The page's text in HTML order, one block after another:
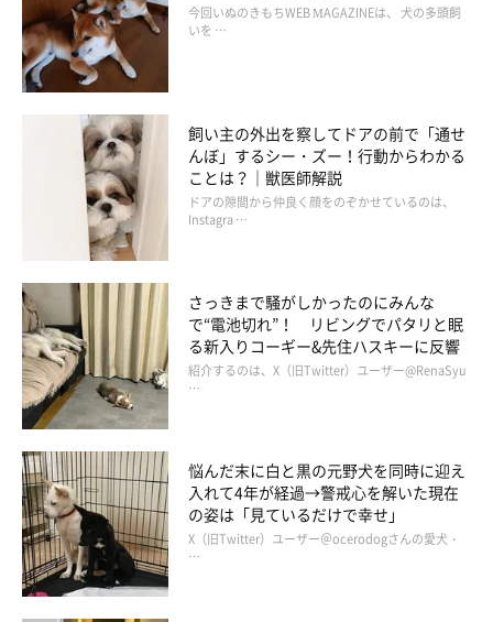
今回いぬのきもちWEB MAGAZINEは、 犬の多頭飼
いを …
飼い主の外出を察してドアの前で「通せ
んぼ」するシー・ズー！行動からわかる
ことは？｜獣医師解説
ドアの隙間から仲良く顔をのぞかせているのは、
Instagra …
さっきまで騒がしかったのにみんな
で“電池切れ”！ リビングでパタリと眠
る新入りコーギー&先住ハスキーに反響
紹介するのは、X（旧Twitter）ユーザー@RenaSyu
…
悩んだ末に白と黒の元野犬を同時に迎え
入れて4年が経過→警戒心を解いた現在
の姿は「見ているだけで幸せ」
X（旧Twitter）ユーザー＠ocerodogさんの愛犬・
…